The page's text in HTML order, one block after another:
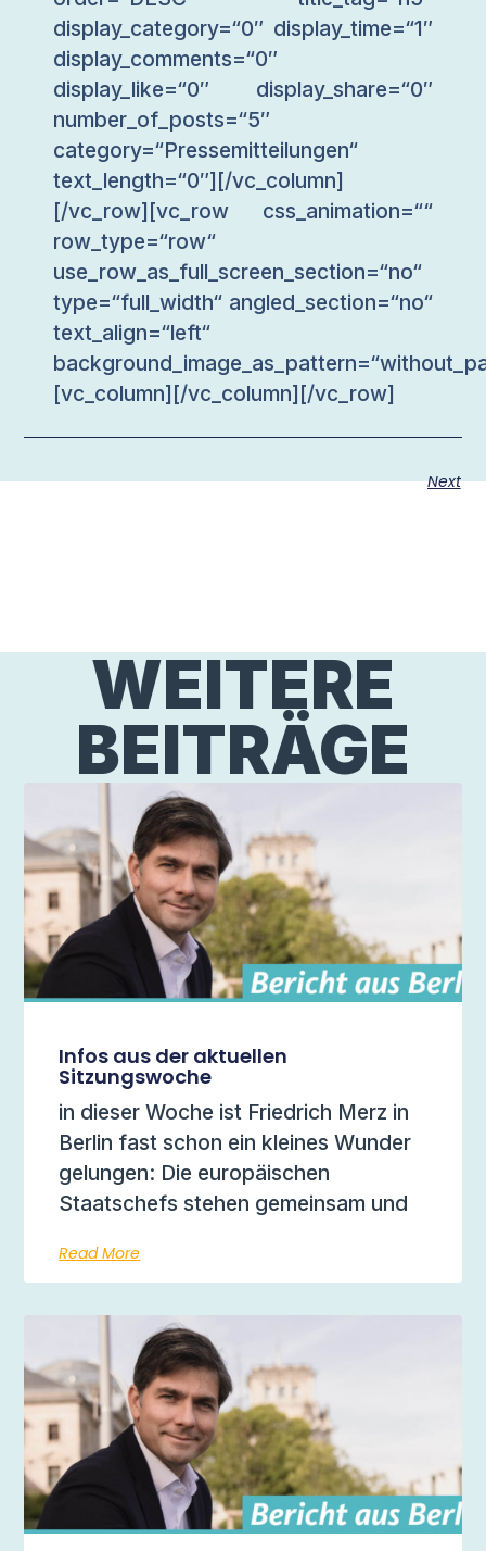
display_category=“0″ display_time=“1″
display_comments=“0″
display_like=“0″ display_share=“0″
number_of_posts=“5″
category=“Pressemitteilungen“
text_length=“0″][/vc_column]
[/vc_row][vc_row css_animation=““
row_type=“row“
use_row_as_full_screen_section=“no“
type=“full_width“ angled_section=“no“
text_align=“left“
[vc_column][/vc_column][/vc_row]
Next
WEITERE
BEITRÄGE
Infos aus der aktuellen
Sitzungswoche
in dieser Woche ist Friedrich Merz in
Berlin fast schon ein kleines Wunder
gelungen: Die europäischen
Staatschefs stehen gemeinsam und
Read More